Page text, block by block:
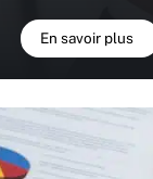
En savoir plus